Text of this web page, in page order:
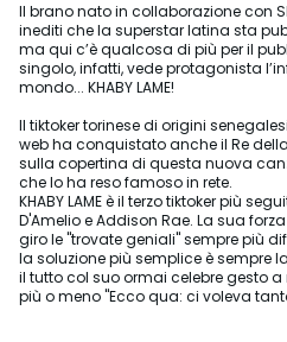
Il brano nato in collaborazione con
inediti che la superstar latina sta
ma qui c’è qualcosa di più per il
singolo, infatti, vede protagonista
mondo... KHABY LAME!
Il tiktoker torinese di origini
web ha conquistato anche il Re
sulla copertina di questa nuova
che lo ha reso famoso in rete.
KHABY LAME è il terzo tiktoker più
D'Amelio e Addison Rae. La sua
giro le "trovate geniali" sempre più
la soluzione più semplice è
il tutto col suo ormai celebre gesto
più o meno "Ecco qua: ci voleva